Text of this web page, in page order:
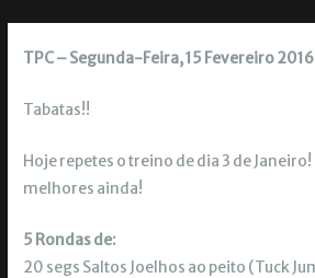
TPC – Segunda-Feira, 15 Fevereiro 2016
Tabatas!!
Hoje repetes o treino de dia 3 de
melhores ainda!
5 Rondas de:
20 segs Saltos Joelhos ao peito (Tuck